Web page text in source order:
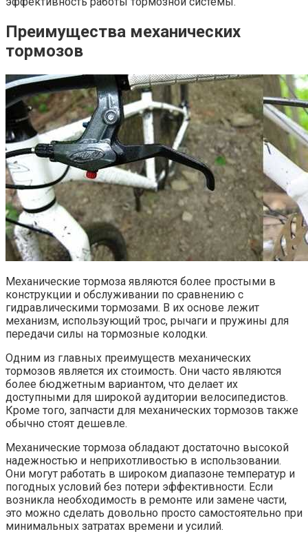
Преимущества механических
тормозов
Механические тормоза являются более простыми в
конструкции и обслуживании по сравнению с
гидравлическими тормозами. В их основе лежит
механизм, использующий трос, рычаги и пружины для
передачи силы на тормозные колодки.
Одним из главных преимуществ механических
тормозов является их стоимость. Они часто являются
более бюджетным вариантом, что делает их
доступными для широкой аудитории велосипедистов.
Кроме того, запчасти для механических тормозов также
обычно стоят дешевле.
Механические тормоза обладают достаточно высокой
надежностью и неприхотливостью в использовании.
Они могут работать в широком диапазоне температур и
погодных условий без потери эффективности. Если
возникла необходимость в ремонте или замене части,
это можно сделать довольно просто самостоятельно при
минимальных затратах времени и усилий.